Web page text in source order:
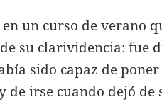
un curso de verano
su clarividencia: fue
sido capaz de
irse cuando dejó de